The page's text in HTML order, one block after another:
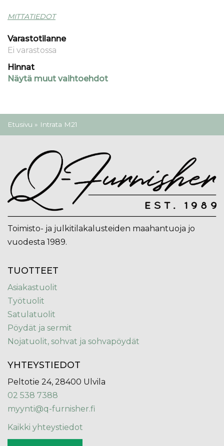
MITTATIEDOT
Varastotilanne
Ei varastossa
Hinnat
Näytä muut vaihtoehdot
Olet täällä
Etusivu » Intrata M21
Toimisto- ja julkitilakalusteiden maahantuoja jo
vuodesta 1989.
TUOTTEET
Asiakastuolit
Työtuolit
Satulatuolit
Pöydät ja sermit
Nojatuolit, sohvat ja sohvapöydät
YHTEYSTIEDOT
Peltotie 24, 28400 Ulvila
02 538 7388
myynti@q-furnisher.fi
Kaikki yhteystiedot